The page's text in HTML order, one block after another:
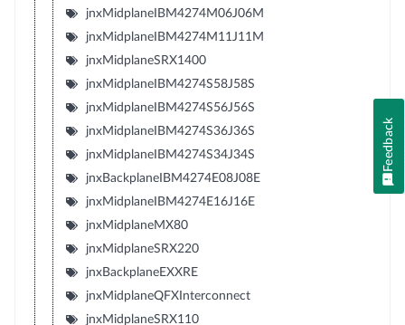
jnxMidplaneIBM4274M06J06M
jnxMidplaneIBM4274M11J11M
jnxMidplaneSRX1400
jnxMidplaneIBM4274S58J58S
jnxMidplaneIBM4274S56J56S
jnxMidplaneIBM4274S36J36S
jnxMidplaneIBM4274S34J34S
jnxBackplaneIBM4274E08J08E
jnxMidplaneIBM4274E16J16E
jnxMidplaneMX80
jnxMidplaneSRX220
jnxBackplaneEXXRE
jnxMidplaneQFXInterconnect
jnxMidplaneSRX110
Feedback